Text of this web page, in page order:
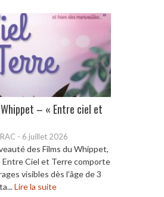
Whippet – « Entre ciel et
- 6 juillet 2026
des Films du Whippet,
Entre Ciel et Terre comporte
visibles dès l’âge de 3
Lire la suite